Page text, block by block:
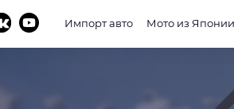
Импорт авто Мото из Японии